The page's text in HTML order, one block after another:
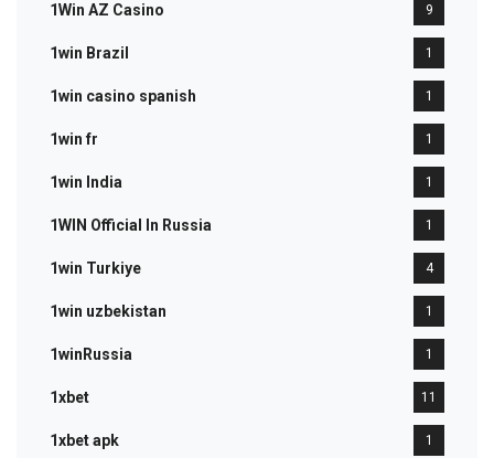
1Win AZ Casino 9
1win Brazil 1
1win casino spanish 1
1win fr 1
1win India 1
1WIN Official In Russia 1
1win Turkiye 4
1win uzbekistan 1
1winRussia 1
1xbet 11
1xbet apk 1